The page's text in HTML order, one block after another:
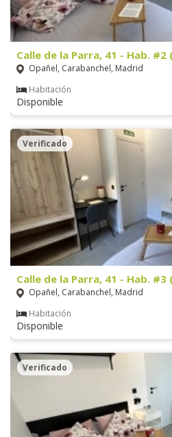
Calle de la Parra, 41 - Hab. #2
Opañel, Carabanchel, Madrid
Habitación
Disponible
Verificado
Calle de la Parra, 41 - Hab. #3
Opañel, Carabanchel, Madrid
Habitación
Disponible
Verificado